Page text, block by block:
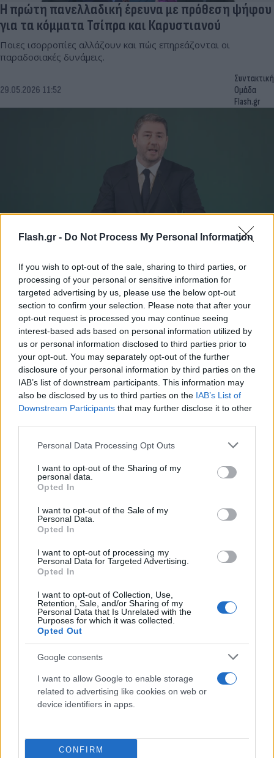
Flash.gr - Do Not Process My Personal Information
If you wish to opt-out of the sale, sharing to third parties, or
processing of your personal or sensitive information for
targeted advertising by us, please use the below opt-out
section to confirm your selection. Please note that after your
opt-out request is processed you may continue seeing
interest-based ads based on personal information utilized by
us or personal information disclosed to third parties prior to
your opt-out. You may separately opt-out of the further
disclosure of your personal information by third parties on the
IAB’s list of downstream participants. This information may
also be disclosed by us to third parties on the IAB’s List of
Downstream Participants that may further disclose it to other
Please note that this website/app uses one or more Google
not limited to your visit or usage behaviour. You may click to
grant or deny consent to Google and its third-party tags to
use your data for below specified purposes in below Google
consent section.
Personal Data Processing Opt Outs
I want to opt-out of the Sharing of my
personal data.
Opted In
I want to opt-out of the Sale of my
Personal Data.
Opted In
I want to opt-out of processing my
Personal Data for Targeted Advertising.
Opted In
I want to opt-out of Collection, Use,
Retention, Sale, and/or Sharing of my
Personal Data that Is Unrelated with the
Purposes for which it was collected.
Opted Out
Google consents
I want to allow Google to enable storage
related to advertising like cookies on web or
device identifiers in apps.
CONFIRM
Η πρώτη πανελλαδική έρευνα με πρόθεση ψήφου
για τα κόμματα Τσίπρα και Καρυστιανού
Ποιες ισορροπίες αλλάζουν και πώς επηρεάζονται οι
παραδοσιακές δυνάμεις.
29.05.2026 11:52
Συντακτική
Ομάδα
Flash.gr
ΠΑΣΟΚ: Ετοιμάζει αντεπίθεση ο Ανδρουλάκης - Η
μέγγενη των δημοσκοπήσεων και τα 6 βήματα
κατά Τσίπρα
Η κίνηση του ΠΑΣΟΚ και του Νίκου Ανδρουλάκη που
σχολιάστηκε ποικιλοτρόπως ήταν η επίθεση σε δύο
δημοσκοπικές εταιρείες.
29.05.2026 07:19
Δημήτρης
Κουκλουμπέρης
Γεωργιάδης: «Ο Τσίπρας θα είναι δεύτερος - Η ΝΔ
πάνω από 30%»
με τον Αλέξη Τσίπρα στη δεύτερη θέση, ασκώντας κριτική σε
ΠΑΣΟΚ και Καρυστιανού.
28.05.2026 22:05